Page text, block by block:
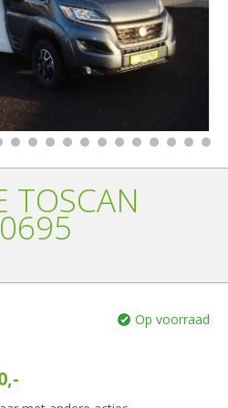
TOSCAN
Op voorraad